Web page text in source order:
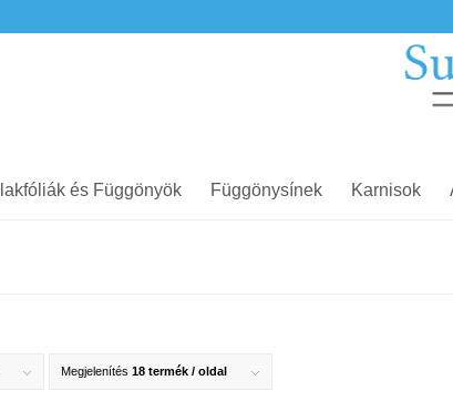
és Függönyök Függönysínek Karnisok
Megjelenítés 18 termék / oldal